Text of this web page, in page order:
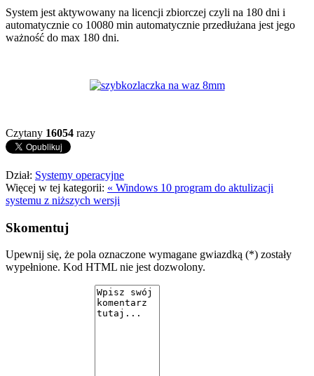
System jest aktywowany na licencji zbiorczej czyli na 180 dni i
automatycznie co 10080 min automatycznie przedłużana jest jego
ważność do max 180 dni.
Czytany 16054 razy
Dział: Systemy operacyjne
Więcej w tej kategorii: « Windows 10 program do aktulizacji
systemu z niższych wersji
Skomentuj
Upewnij się, że pola oznaczone wymagane gwiazdką (*) zostały
wypełnione. Kod HTML nie jest dozwolony.